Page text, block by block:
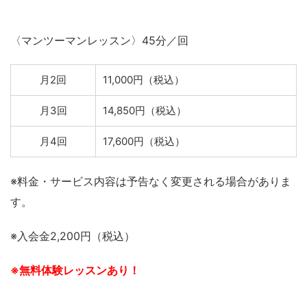
〈マンツーマンレッスン〉45分／回
月2回 11,000円（税込）
月3回 14,850円（税込）
月4回 17,600円（税込）
※料金・サービス内容は予告なく変更される場合がありま
す。
※入会金2,200円（税込）
※無料体験レッスンあり！